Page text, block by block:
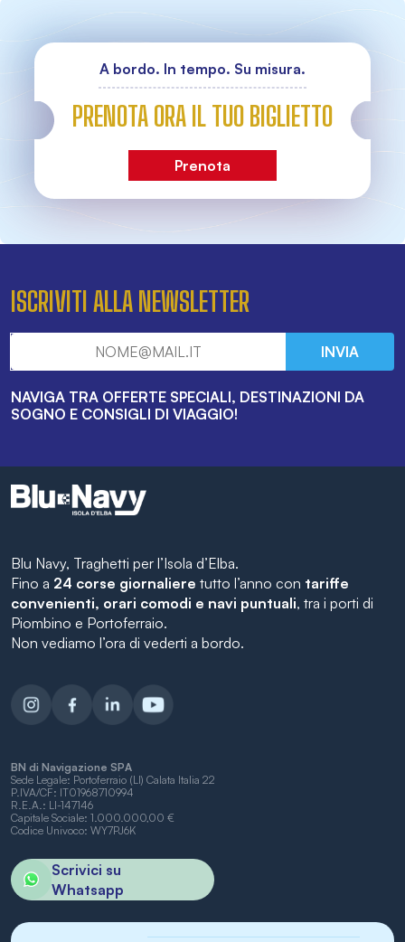
A bordo. In tempo. Su misura.
PRENOTA ORA IL TUO BIGLIETTO
Prenota
ISCRIVITI ALLA NEWSLETTER
INVIA
NAVIGA TRA OFFERTE SPECIALI, DESTINAZIONI DA
SOGNO E CONSIGLI DI VIAGGIO!
Blu Navy, Traghetti per l’Isola d’Elba.
Fino a 24 corse giornaliere tutto l’anno con tariffe
convenienti, orari comodi e navi puntuali, tra i porti di
Piombino e Portoferraio.
Non vediamo l’ora di vederti a bordo.
BN di Navigazione SPA
Sede Legale: Portoferraio (LI) Calata Italia 22
P.IVA/CF: IT01968710994
R.E.A.: LI-147146
Capitale Sociale: 1.000.000,00 €
Codice Univoco: WY7PJ6K
Scrivici su
Whatsapp